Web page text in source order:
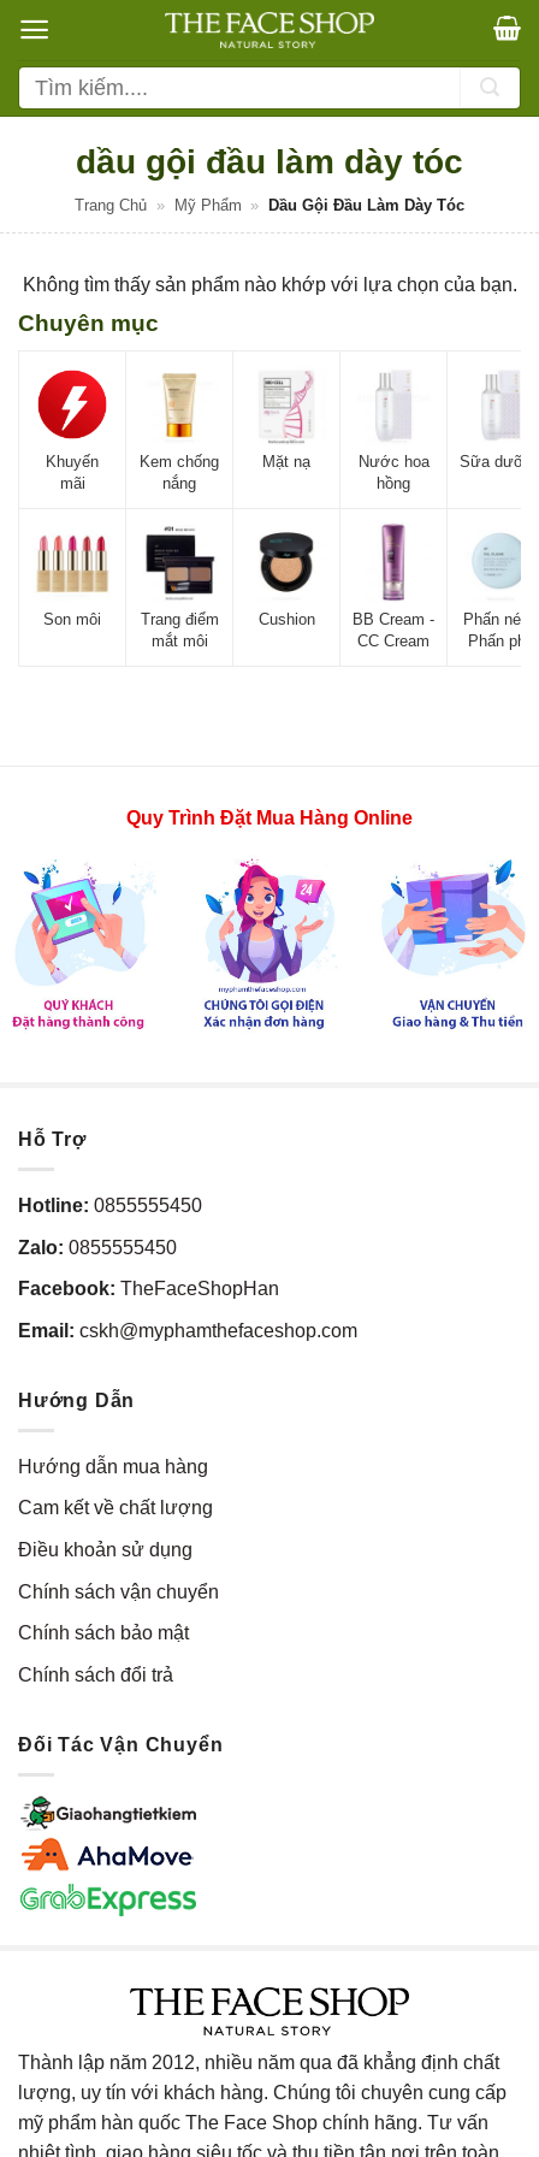
qua
nội
dung
Tìm
kiếm:
dầu gội đầu làm dày tóc
Trang Chủ » Mỹ Phẩm » Dầu Gội Đầu Làm Dày Tóc
Không tìm thấy sản phẩm nào khớp với lựa chọn của bạn.
Chuyên mục
Khuyến
mãi
Kem chống
nắng
Mặt nạ
Nước hoa
hồng
Sữa
Son môi
Trang điểm
mắt môi
Cushion
BB Cream -
CC Cream
Phấn nén -
Phấn phủ
Quy Trình Đặt Mua Hàng Online
Hỗ Trợ
Hotline: 0855555450
Zalo: 0855555450
Facebook: TheFaceShopHan
Email: cskh@myphamthefaceshop.com
Hướng Dẫn
Hướng dẫn mua hàng
Cam kết về chất lượng
Điều khoản sử dụng
Chính sách vận chuyển
Chính sách bảo mật
Chính sách đổi trả
Đối Tác Vận Chuyển
Thành lập năm 2012, nhiều năm qua đã khẳng định chất
lượng, uy tín với khách hàng. Chúng tôi chuyên cung cấp
mỹ phẩm hàn quốc The Face Shop chính hãng. Tư vấn
nhiệt tình, giao hàng siêu tốc và thu tiền tận nơi trên toàn